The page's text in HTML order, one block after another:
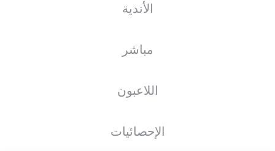
الأندية
مباشر
اللاعبون
الإحصائيات
انطلاق المباراة.